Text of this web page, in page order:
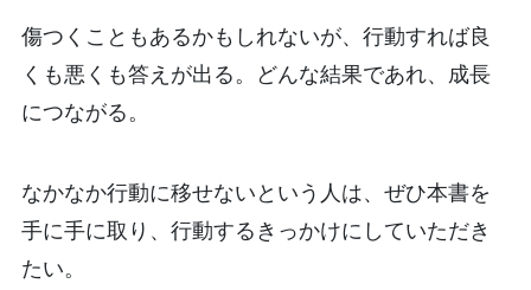
傷つくこともあるかもしれないが、行動すれば良
くも悪くも答えが出る。どんな結果であれ、成長
につながる。
なかなか行動に移せないという人は、ぜひ本書を
手に手に取り、行動するきっかけにしていただき
たい。